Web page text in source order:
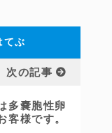
てぶ
次の記事
多嚢胞性卵
客様です。